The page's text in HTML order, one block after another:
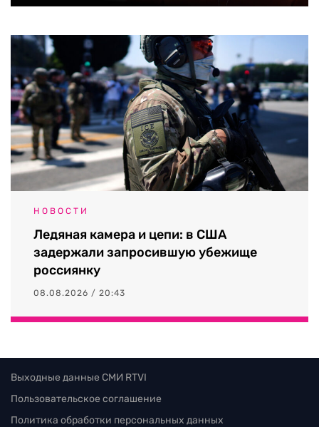
НОВОСТИ
Ледяная камера и цепи: в США
задержали запросившую убежище
россиянку
08.08.2026 / 20:43
Выходные данные СМИ RTVI
Пользовательское соглашение
Политика обработки персональных данных